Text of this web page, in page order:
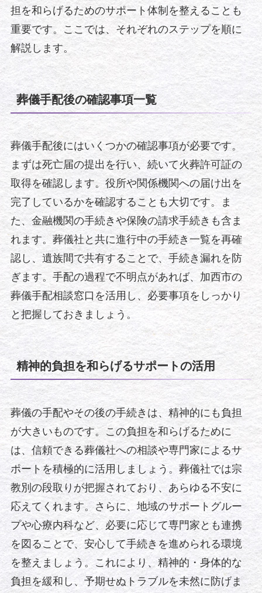
担を和らげるためのサポート体制を整えることも
重要です。ここでは、それぞれのステップを順に
解説します。
葬儀手配後の確認事項一覧
葬儀手配後にはいくつかの確認事項が必要です。
まずは死亡届の提出を行い、続いて火葬許可証の
取得を確認します。役所や関係機関への届け出を
完了しているかを確認することも大切です。ま
た、金融機関の手続きや保険の請求手続きも含ま
れます。葬儀社と共に進行中の手続き一覧を再確
認し、遺族間で共有することで、手続き漏れを防
ぎます。手配の過程で不明点があれば、加西市の
葬儀手配相談窓口を活用し、必要事項をしっかり
と把握しておきましょう。
精神的負担を和らげるサポートの活用
葬儀の手配やその後の手続きは、精神的にも負担
が大きいものです。この負担を和らげるために
は、信頼できる葬儀社への相談や専門家によるサ
ポートを積極的に活用しましょう。葬儀社では宗
教別の段取りが把握されており、あらゆる不安に
応えてくれます。さらに、地域のサポートグルー
プや心療内科など、必要に応じて専門家とも連携
を図ることで、安心して手続きを進められる環境
を整えましょう。これにより、精神的・身体的な
負担を緩和し、予期せぬトラブルを未然に防げま